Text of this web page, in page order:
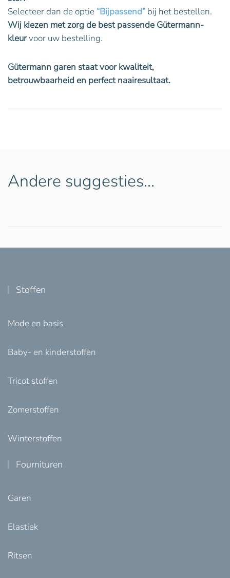
Selecteer dan de optie “Bijpassend” bij het bestellen.
Wij kiezen met zorg de best passende Gütermann-
kleurvoor uw bestelling.
Gütermann garen staat voor kwaliteit,
betrouwbaarheid en perfect naairesultaat.
Andere suggesties…
Stoffen
Mode en basis
Baby- en kinderstoffen
Tricot stoffen
Zomerstoffen
Winterstoffen
Fournituren
Garen
Elastiek
Ritsen